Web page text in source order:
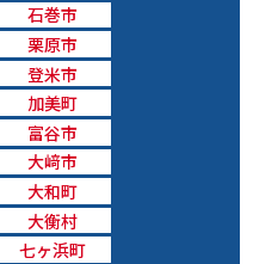
石巻市
栗原市
登米市
加美町
富谷市
大﨑市
大和町
大衡村
七ヶ浜町